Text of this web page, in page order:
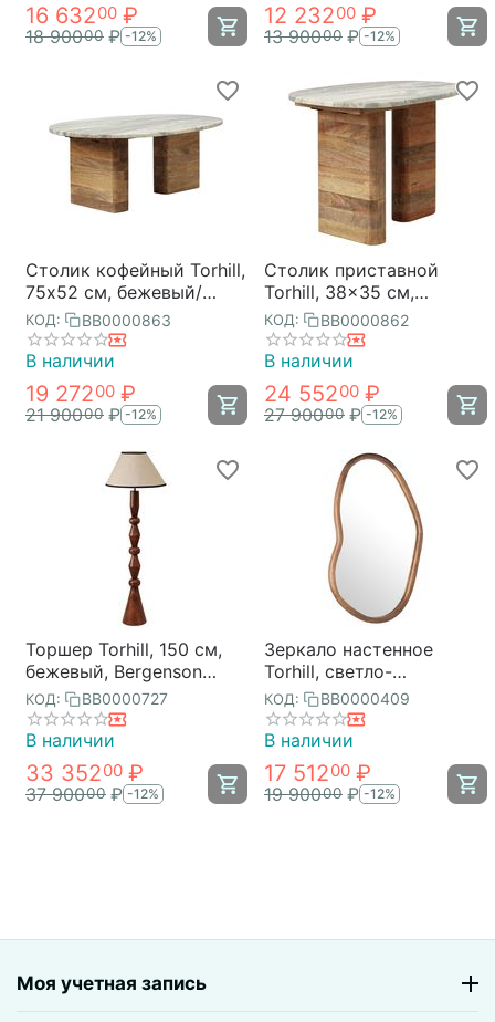
16 63200 ₽
18 90000 ₽ -12%
12 23200 ₽
13 90000 ₽ -12%
Столик кофейный Torhill,
75х52 см, бежевый/
мрамор, Bergenson Bjorn
КОД: BB0000863
В наличии
19 27200 ₽
21 90000 ₽ -12%
Столик приставной
Torhill, 38x35 см,
бежевый/мрамор,
Bergenson Bjorn
КОД: BB0000862
В наличии
24 55200 ₽
27 90000 ₽ -12%
Торшер Torhill, 150 см,
бежевый, Bergenson
Bjorn
КОД: BB0000727
В наличии
33 35200 ₽
37 90000 ₽ -12%
Зеркало настенное
Torhill, светло-
коричневое, Bergenson
Bjorn
КОД: BB0000409
В наличии
17 51200 ₽
19 90000 ₽ -12%
Моя учетная запись